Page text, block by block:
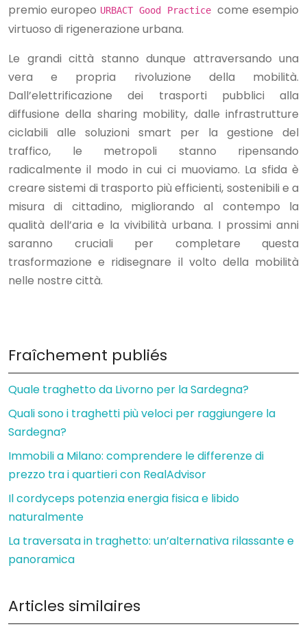
premio europeo URBACT Good Practice come esempio
virtuoso di rigenerazione urbana.
Le grandi città stanno dunque attraversando una
vera e propria rivoluzione della mobilità.
Dall’elettrificazione dei trasporti pubblici alla
diffusione della sharing mobility, dalle infrastrutture
ciclabili alle soluzioni smart per la gestione del
traffico, le metropoli stanno ripensando
radicalmente il modo in cui ci muoviamo. La sfida è
creare sistemi di trasporto più efficienti, sostenibili e a
misura di cittadino, migliorando al contempo la
qualità dell’aria e la vivibilità urbana. I prossimi anni
saranno cruciali per completare questa
trasformazione e ridisegnare il volto della mobilità
nelle nostre città.
Fraîchement publiés
Quale traghetto da Livorno per la Sardegna?
Quali sono i traghetti più veloci per raggiungere la
Sardegna?
Immobili a Milano: comprendere le differenze di
prezzo tra i quartieri con RealAdvisor
Il cordyceps potenzia energia fisica e libido
naturalmente
La traversata in traghetto: un’alternativa rilassante e
panoramica
Articles similaires